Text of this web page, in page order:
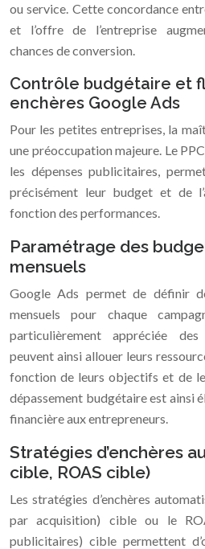
ou service. Cette concordance
et l’offre de l’entreprise
chances de conversion.
Contrôle budgétaire et
enchères Google Ads
Pour les petites entreprises, la
une préoccupation majeure. Le
les dépenses publicitaires,
précisément leur budget et de
fonction des performances.
Paramétrage des
mensuels
Google Ads permet de définir
mensuels pour chaque
particulièrement appréciée
peuvent ainsi allouer leurs
fonction de leurs objectifs et de
dépassement budgétaire est ainsi
financière aux entrepreneurs.
Stratégies d’enchères
cible, ROAS cible)
Les stratégies d’enchères
par acquisition) cible ou le
publicitaires) cible permettent